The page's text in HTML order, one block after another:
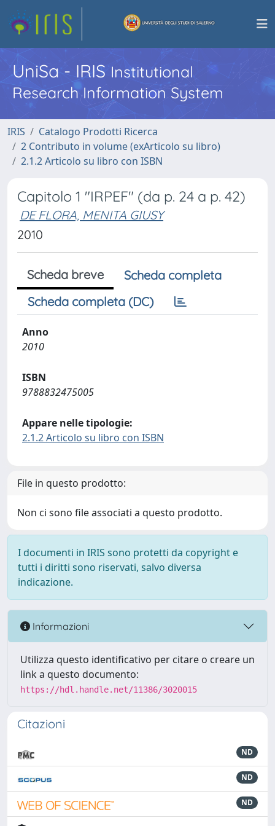
UniSa - IRISInstitutional
Research Information System
IRIS
Catalogo Prodotti Ricerca
2 Contributo in volume (exArticolo su libro)
2.1.2 Articolo su libro con ISBN
Capitolo 1 "IRPEF" (da p. 24 a p. 42)
DE FLORA, MENITA GIUSY
2010
Scheda breve
Scheda completa
Scheda completa (DC)
Anno
2010
ISBN
9788832475005
Appare nelle tipologie:
2.1.2 Articolo su libro con ISBN
File in questo prodotto:
Non ci sono file associati a questo prodotto.
I documenti in IRIS sono protetti da copyright e
tutti i diritti sono riservati, salvo diversa
indicazione.
Informazioni
Utilizza questo identificativo per citare o creare un
link a questo documento:
https://hdl.handle.net/11386/3020015
Citazioni
ND
ND
ND